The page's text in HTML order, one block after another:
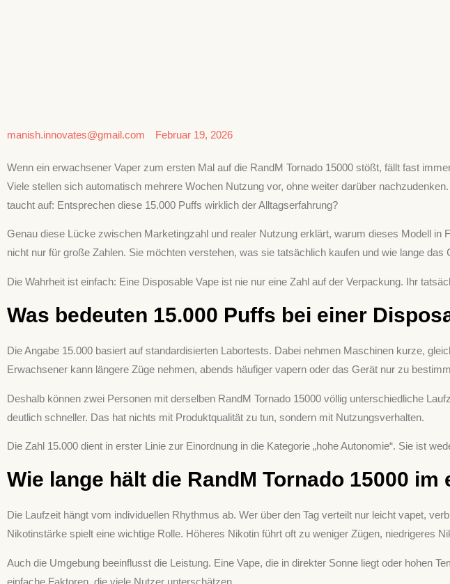
manish.innovates@gmail.com Februar 19, 2026
Wenn ein erwachsener Vaper zum ersten Mal auf die RandM Tornado 15000 stößt, fällt fast
Viele stellen sich automatisch mehrere Wochen Nutzung vor, ohne weiter darüber
taucht auf: Entsprechen diese 15.000 Puffs wirklich der Alltagserfahrung?
Genau diese Lücke zwischen Marketingzahl und realer Nutzung erklärt, warum dieses Modell
nicht nur für große Zahlen. Sie möchten verstehen, was sie tatsächlich kaufen und wie lange das
Die Wahrheit ist einfach: Eine Disposable Vape ist nie nur eine Zahl auf der Verpackung. Ihr
Was bedeuten 15.000 Puffs bei einer
Die Angabe 15.000 basiert auf standardisierten Labortests. Dabei nehmen Maschinen kurze,
Erwachsener kann längere Züge nehmen, abends häufiger vapern oder das Gerät nur zu
Deshalb können zwei Personen mit derselben RandM Tornado 15000 völlig unterschiedliche
deutlich schneller. Das hat nichts mit Produktqualität zu tun, sondern mit Nutzungsverhalten.
Die Zahl 15.000 dient in erster Linie zur Einordnung in die Kategorie „hohe Autonomie“. Sie ist
Wie lange hält die RandM Tornado 15000 im
Die Laufzeit hängt vom individuellen Rhythmus ab. Wer über den Tag verteilt nur leicht vapet,
Nikotinstärke spielt eine wichtige Rolle. Höheres Nikotin führt oft zu weniger Zügen, niedrigeres
Auch die Umgebung beeinflusst die Leistung. Eine Vape, die in direkter Sonne liegt oder hohen
einfache Faktoren, die viele Nutzer unterschätzen.